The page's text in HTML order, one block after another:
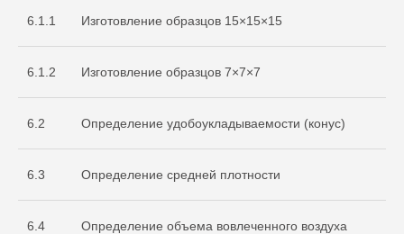
6.1.1 Изготовление образцов 15×15×15
6.1.2 Изготовление образцов 7×7×7
6.2 Определение удобоукладываемости (конус)
6.3 Определение средней плотности
6.4 Определение объема вовлеченного воздуха
испытательной
лаборатории
Nº ИЛ-РОС-001691. Регистрационный